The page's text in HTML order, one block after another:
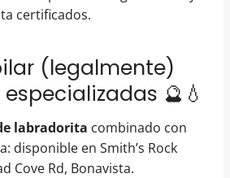
certificados.
(legalmente)
🔮💧
labradorita combinado con
disponible en Smith’s Rock
Cove Rd, Bonavista.